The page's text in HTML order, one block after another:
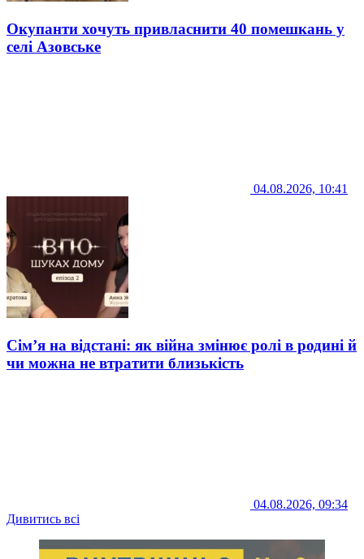
Окупанти хочуть привласнити 40 помешкань у
селі Азовське
04.08.2026, 10:41
Сім’я на відстані: як війна змінює ролі в родині й
чи можна не втратити близькість
04.08.2026, 09:34
Дивитись всі